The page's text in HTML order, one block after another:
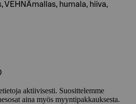
VEHNÄmallas, humala, hiiva,
aktiivisesti. Suosittelemme
aina myös myyntipakkauksesta.